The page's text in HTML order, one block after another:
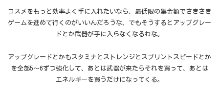
コスメをもっと効率よく手に入れたいなら、最低限の集金額でさきさき
ゲームを進めて行くのがいいんだろうな、でもそうするとアップグレー
ドとか武器が手に入らなくなるわな。
アップグレードとかもスタミナとストレンジとスプリントスピードとか
を全部5〜6ずつ強化して、あとは武器が来たらそれを買って、あとは
エネルギーを買うだけになってくる。